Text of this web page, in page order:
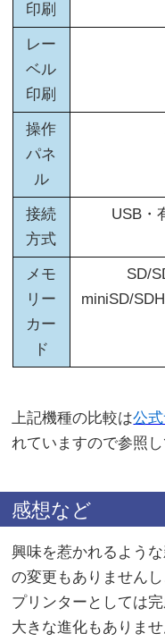
印刷
レー
ベル
印刷
操作
パネ
ル
接続
方式
USB・
メモ
リー
カー
ド
SD/
miniSD/
上記機種の比較は公
れていますので参照し
感想など
興味を惹かれるよう
の変更もありません
プリンターとしては
大きな進化もありま